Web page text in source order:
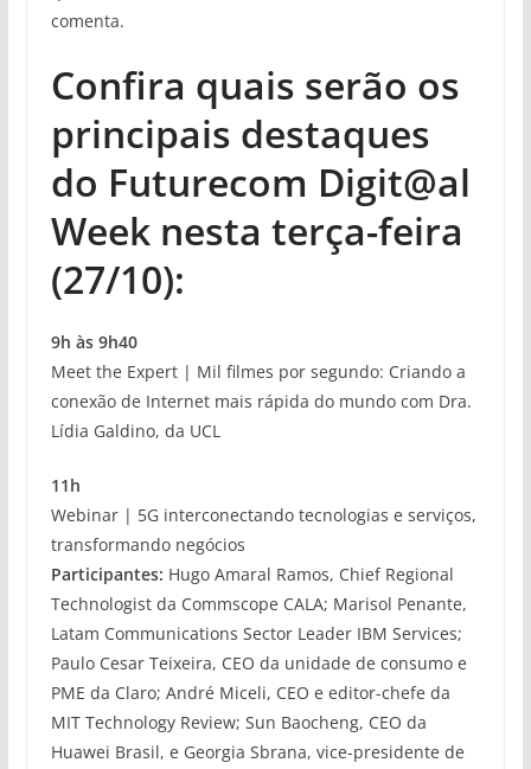
comenta.
Confira quais serão os
principais destaques
do Futurecom Digit@al
Week nesta terça-feira
(27/10):
9h às 9h40
Meet the Expert | Mil filmes por segundo: Criando a
conexão de Internet mais rápida do mundo com Dra.
Lídia Galdino, da UCL
11h
Webinar | 5G interconectando tecnologias e serviços,
transformando negócios
Participantes: Hugo Amaral Ramos, Chief Regional
Technologist da Commscope CALA; Marisol Penante,
Latam Communications Sector Leader IBM Services;
Paulo Cesar Teixeira, CEO da unidade de consumo e
PME da Claro; André Miceli, CEO e editor-chefe da
MIT Technology Review; Sun Baocheng, CEO da
Huawei Brasil, e Georgia Sbrana, vice-presidente de